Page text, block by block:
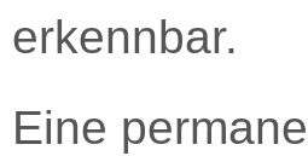
erkennbar.
Eine